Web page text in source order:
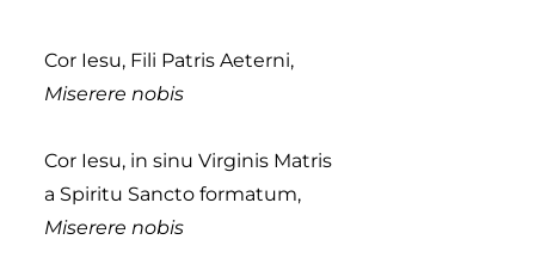
Cor Iesu, Fili Patris Aeterni,
Miserere nobis
Cor Iesu, in sinu Virginis Matris
a Spiritu Sancto formatum,
Miserere nobis